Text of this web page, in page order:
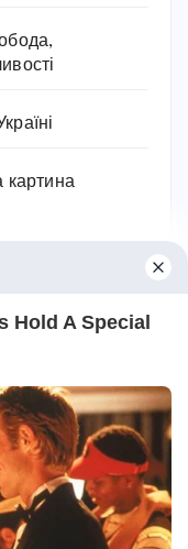
картина
платять, як
в домашніх
основні